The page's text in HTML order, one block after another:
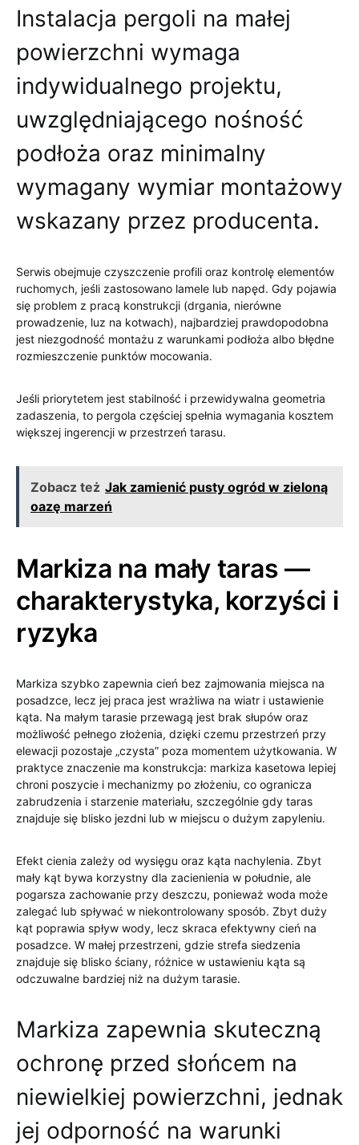
Instalacja pergoli na małej
powierzchni wymaga
indywidualnego projektu,
uwzględniającego nośność
podłoża oraz minimalny
wymagany wymiar montażowy
wskazany przez producenta.
Serwis obejmuje czyszczenie profili oraz kontrolę elementów
ruchomych, jeśli zastosowano lamele lub napęd. Gdy pojawia
się problem z pracą konstrukcji (drgania, nierówne
prowadzenie, luz na kotwach), najbardziej prawdopodobna
jest niezgodność montażu z warunkami podłoża albo błędne
rozmieszczenie punktów mocowania.
Jeśli priorytetem jest stabilność i przewidywalna geometria
zadaszenia, to pergola częściej spełnia wymagania kosztem
większej ingerencji w przestrzeń tarasu.
Zobacz też Jak zamienić pusty ogród w zieloną
oazę marzeń
Markiza na mały taras —
charakterystyka, korzyści i
ryzyka
Markiza szybko zapewnia cień bez zajmowania miejsca na
posadzce, lecz jej praca jest wrażliwa na wiatr i ustawienie
kąta. Na małym tarasie przewagą jest brak słupów oraz
możliwość pełnego złożenia, dzięki czemu przestrzeń przy
elewacji pozostaje „czysta” poza momentem użytkowania. W
praktyce znaczenie ma konstrukcja: markiza kasetowa lepiej
chroni poszycie i mechanizmy po złożeniu, co ogranicza
zabrudzenia i starzenie materiału, szczególnie gdy taras
znajduje się blisko jezdni lub w miejscu o dużym zapyleniu.
Efekt cienia zależy od wysięgu oraz kąta nachylenia. Zbyt
mały kąt bywa korzystny dla zacienienia w południe, ale
pogarsza zachowanie przy deszczu, ponieważ woda może
zalegać lub spływać w niekontrolowany sposób. Zbyt duży
kąt poprawia spływ wody, lecz skraca efektywny cień na
posadzce. W małej przestrzeni, gdzie strefa siedzenia
znajduje się blisko ściany, różnice w ustawieniu kąta są
odczuwalne bardziej niż na dużym tarasie.
Markiza zapewnia skuteczną
ochronę przed słońcem na
niewielkiej powierzchni, jednak
jej odporność na warunki